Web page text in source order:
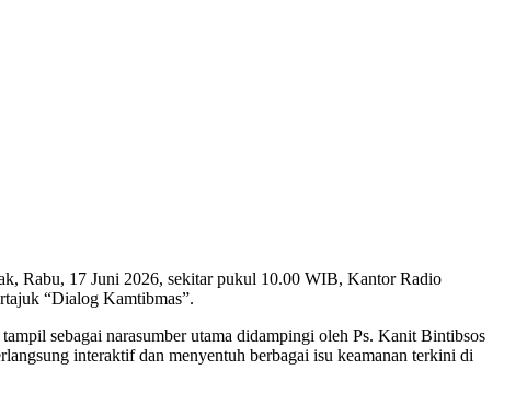
Rabu, 17 Juni 2026, sekitar pukul 10.00 WIB, Kantor Radio
“Dialog Kamtibmas”.
sebagai narasumber utama didampingi oleh Ps. Kanit Bintibsos
interaktif dan menyentuh berbagai isu keamanan terkini di